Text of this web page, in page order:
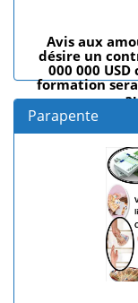
Avis aux
désire un
000 000
formation
Parapente